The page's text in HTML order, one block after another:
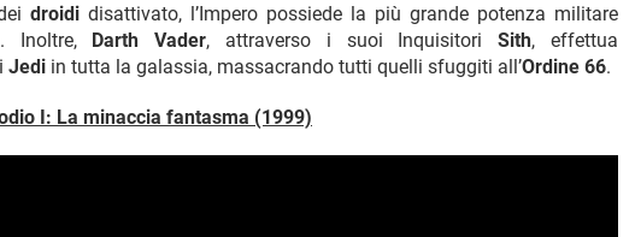
droidi disattivato, l’Impero possiede la più grande potenza militare
Inoltre, Darth Vader, attraverso i suoi InquisitoriSith, effettua
Jedi in tutta la galassia, massacrando tutti quelli sfuggiti all’Ordine 66.
I: La minaccia fantasma (1999)